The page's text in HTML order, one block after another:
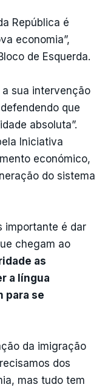
República é
economia”,
de Esquerda.
sua intervenção
que
absoluta”.
Iniciativa
económico,
do sistema
importante é dar
chegam ao
as
a língua
para se
da imigração
dos
mas tudo tem